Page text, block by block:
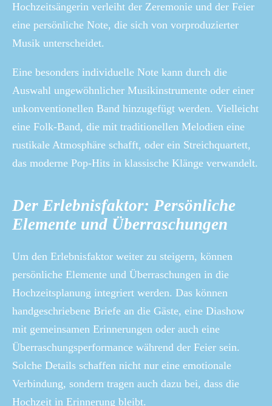
Hochzeitsängerin verleiht der Zeremonie und der Feier
eine persönliche Note, die sich von vorproduzierter
Musik unterscheidet.
Eine besonders individuelle Note kann durch die
Auswahl ungewöhnlicher Musikinstrumente oder einer
unkonventionellen Band hinzugefügt werden. Vielleicht
eine Folk-Band, die mit traditionellen Melodien eine
rustikale Atmosphäre schafft, oder ein Streichquartett,
das moderne Pop-Hits in klassische Klänge verwandelt.
Der Erlebnisfaktor: Persönliche
Elemente und Überraschungen
Um den Erlebnisfaktor weiter zu steigern, können
persönliche Elemente und Überraschungen in die
Hochzeitsplanung integriert werden. Das können
handgeschriebene Briefe an die Gäste, eine Diashow
mit gemeinsamen Erinnerungen oder auch eine
Überraschungsperformance während der Feier sein.
Solche Details schaffen nicht nur eine emotionale
Verbindung, sondern tragen auch dazu bei, dass die
Hochzeit in Erinnerung bleibt.